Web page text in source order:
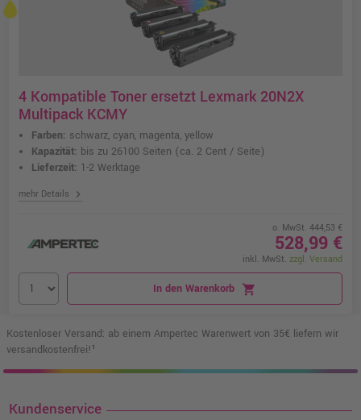
4 Kompatible Toner ersetzt Lexmark 20N2X
Multipack KCMY
Farben: schwarz, cyan, magenta, yellow
Kapazität: bis zu 26100 Seiten (ca. 2 Cent / Seite)
Lieferzeit: 1-2 Werktage
mehr Details chevron_right
o. MwSt. 444,53 €
528,99 €
inkl. MwSt. zzgl. Versand
In den Warenkorb shopping_cart
Kostenloser Versand: ab einem Ampertec Warenwert von 35€ liefern wir
versandkostenfrei!¹
Kundenservice